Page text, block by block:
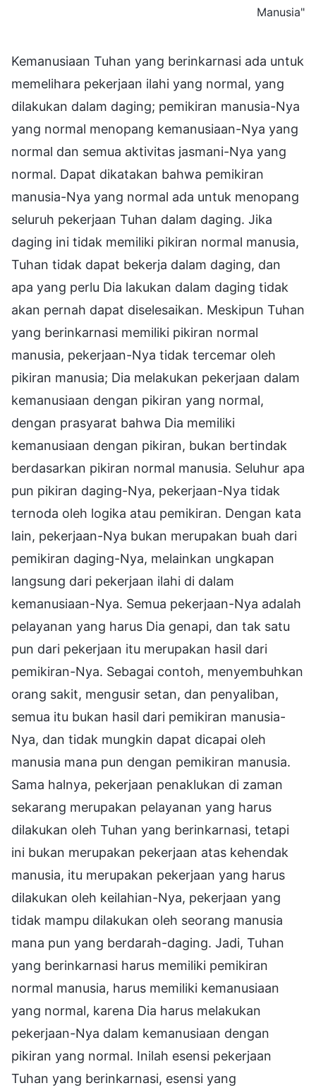
Manusia"
Kemanusiaan Tuhan yang berinkarnasi ada untuk
memelihara pekerjaan ilahi yang normal, yang
dilakukan dalam daging; pemikiran manusia-Nya
yang normal menopang kemanusiaan-Nya yang
normal dan semua aktivitas jasmani-Nya yang
normal. Dapat dikatakan bahwa pemikiran
manusia-Nya yang normal ada untuk menopang
seluruh pekerjaan Tuhan dalam daging. Jika
daging ini tidak memiliki pikiran normal manusia,
Tuhan tidak dapat bekerja dalam daging, dan
apa yang perlu Dia lakukan dalam daging tidak
akan pernah dapat diselesaikan. Meskipun Tuhan
yang berinkarnasi memiliki pikiran normal
manusia, pekerjaan-Nya tidak tercemar oleh
pikiran manusia; Dia melakukan pekerjaan dalam
kemanusiaan dengan pikiran yang normal,
dengan prasyarat bahwa Dia memiliki
kemanusiaan dengan pikiran, bukan bertindak
berdasarkan pikiran normal manusia. Seluhur apa
pun pikiran daging-Nya, pekerjaan-Nya tidak
ternoda oleh logika atau pemikiran. Dengan kata
lain, pekerjaan-Nya bukan merupakan buah dari
pemikiran daging-Nya, melainkan ungkapan
langsung dari pekerjaan ilahi di dalam
kemanusiaan-Nya. Semua pekerjaan-Nya adalah
pelayanan yang harus Dia genapi, dan tak satu
pun dari pekerjaan itu merupakan hasil dari
pemikiran-Nya. Sebagai contoh, menyembuhkan
orang sakit, mengusir setan, dan penyaliban,
semua itu bukan hasil dari pemikiran manusia-
Nya, dan tidak mungkin dapat dicapai oleh
manusia mana pun dengan pemikiran manusia.
Sama halnya, pekerjaan penaklukan di zaman
sekarang merupakan pelayanan yang harus
dilakukan oleh Tuhan yang berinkarnasi, tetapi
ini bukan merupakan pekerjaan atas kehendak
manusia, itu merupakan pekerjaan yang harus
dilakukan oleh keilahian-Nya, pekerjaan yang
tidak mampu dilakukan oleh seorang manusia
mana pun yang berdarah-daging. Jadi, Tuhan
yang berinkarnasi harus memiliki pemikiran
normal manusia, harus memiliki kemanusiaan
yang normal, karena Dia harus melakukan
pekerjaan-Nya dalam kemanusiaan dengan
pikiran yang normal. Inilah esensi pekerjaan
Tuhan yang berinkarnasi, esensi yang